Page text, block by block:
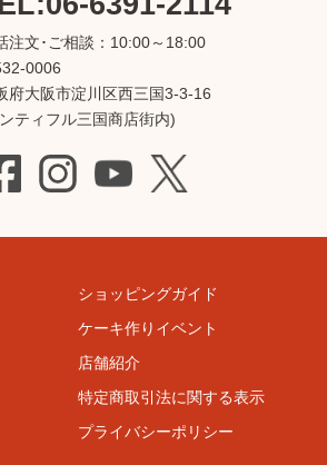
注文･ご相談：10:00～18:00
0006
府大阪市淀川区西三国3-3-16
ティフル三国商店街内)
ショッピングガイド
ケーキ作りイベント
店舗紹介
特定商取引法に関する表示
プライバシーポリシー